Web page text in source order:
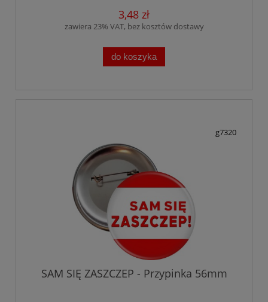
3,48 zł
zawiera 23% VAT, bez kosztów dostawy
do koszyka
g7320
SAM SIĘ ZASZCZEP - Przypinka 56mm